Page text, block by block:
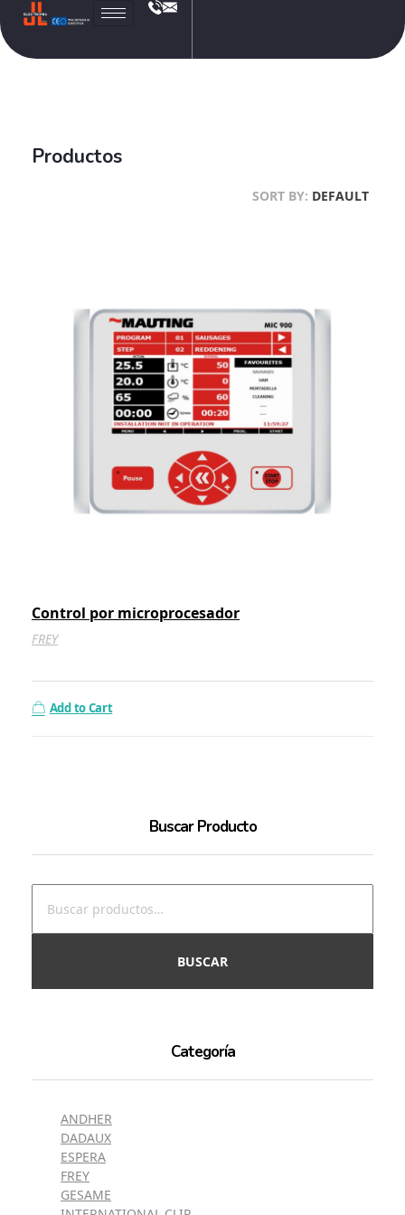
Productos
SORT BY: DEFAULT
Control por microprocesador
FREY
Add to Cart
Buscar Producto
BUSCAR
Categoría
ANDHER
DADAUX
ESPERA
FREY
GESAME